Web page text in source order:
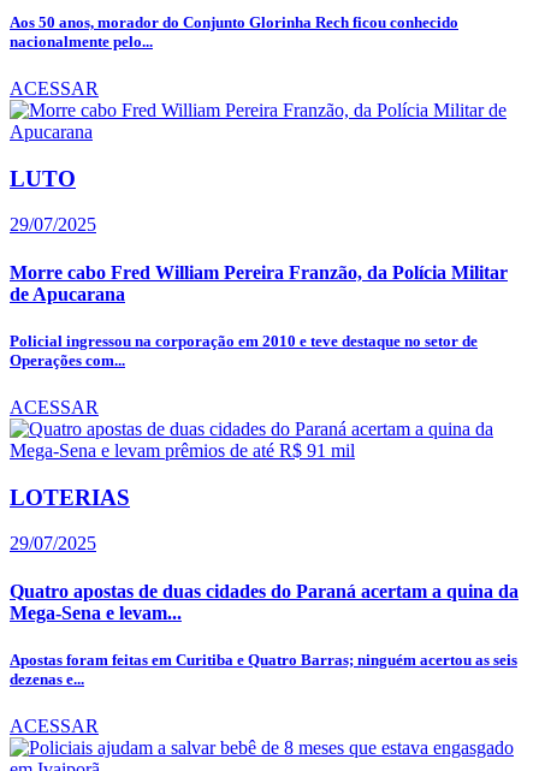
Aos 50 anos, morador do Conjunto Glorinha Rech ficou conhecido
nacionalmente pelo...
ACESSAR
LUTO
29/07/2025
Morre cabo Fred William Pereira Franzão, da Polícia Militar
de Apucarana
Policial ingressou na corporação em 2010 e teve destaque no setor de
Operações com...
ACESSAR
LOTERIAS
29/07/2025
Quatro apostas de duas cidades do Paraná acertam a quina da
Mega-Sena e levam...
Apostas foram feitas em Curitiba e Quatro Barras; ninguém acertou as seis
dezenas e...
ACESSAR